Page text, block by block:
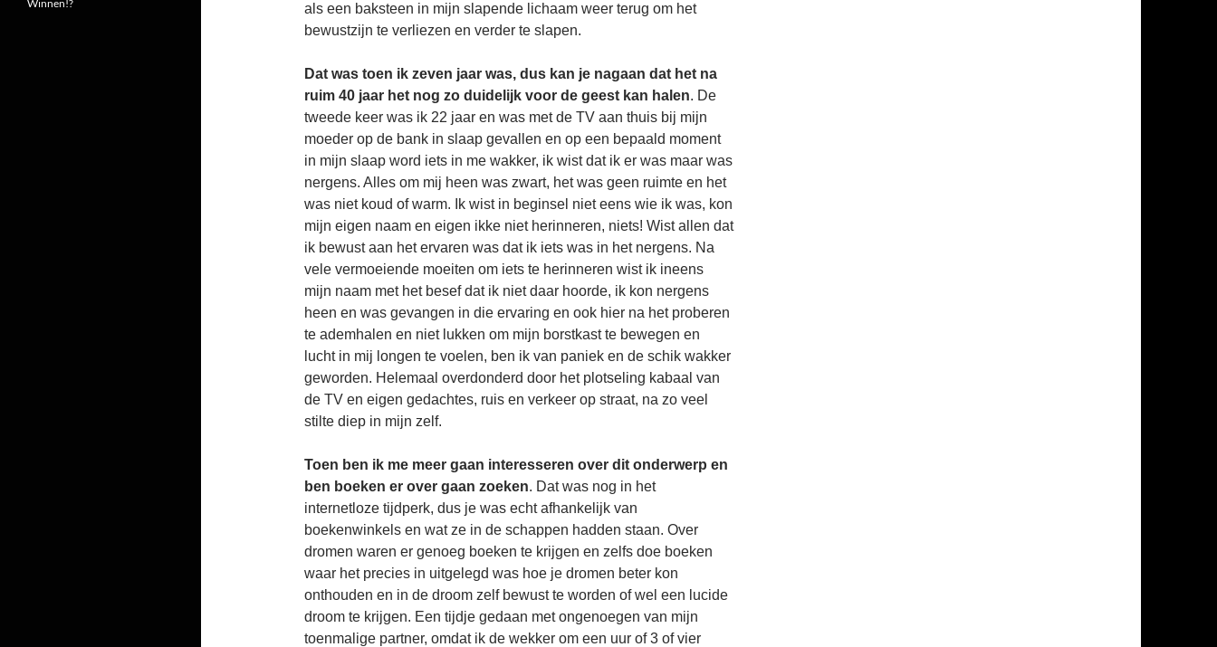
als een baksteen in mijn slapende lichaam weer terug om het
bewustzijn te verliezen en verder te slapen.
Dat was toen ik zeven jaar was, dus kan je nagaan dat het na
ruim 40 jaar het nog zo duidelijk voor de geest kan halen. De
tweede keer was ik 22 jaar en was met de TV aan thuis bij mijn
moeder op de bank in slaap gevallen en op een bepaald moment
in mijn slaap word iets in me wakker, ik wist dat ik er was maar was
nergens. Alles om mij heen was zwart, het was geen ruimte en het
was niet koud of warm. Ik wist in beginsel niet eens wie ik was, kon
mijn eigen naam en eigen ikke niet herinneren, niets! Wist allen dat
ik bewust aan het ervaren was dat ik iets was in het nergens. Na
vele vermoeiende moeiten om iets te herinneren wist ik ineens
mijn naam met het besef dat ik niet daar hoorde, ik kon nergens
heen en was gevangen in die ervaring en ook hier na het proberen
te ademhalen en niet lukken om mijn borstkast te bewegen en
lucht in mij longen te voelen, ben ik van paniek en de schik wakker
geworden. Helemaal overdonderd door het plotseling kabaal van
de TV en eigen gedachtes, ruis en verkeer op straat, na zo veel
stilte diep in mijn zelf.
Toen ben ik me meer gaan interesseren over dit onderwerp en
ben boeken er over gaan zoeken. Dat was nog in het
internetloze tijdperk, dus je was echt afhankelijk van
boekenwinkels en wat ze in de schappen hadden staan. Over
dromen waren er genoeg boeken te krijgen en zelfs doe boeken
waar het precies in uitgelegd was hoe je dromen beter kon
onthouden en in de droom zelf bewust te worden of wel een lucide
droom te krijgen. Een tijdje gedaan met ongenoegen van mijn
toenmalige partner, omdat ik de wekker om een uur of 3 of vier
Winnen!?